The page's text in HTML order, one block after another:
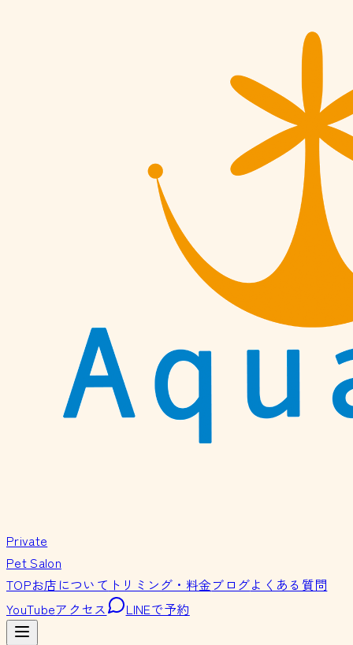
Private
Pet Salon
TOPお店について トリミング・料金ブログよくある質問
YouTubeアクセス LINEで予約